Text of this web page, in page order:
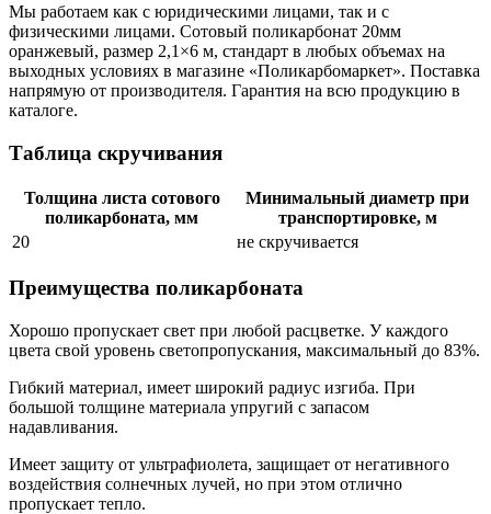
Мы работаем как с юридическими лицами, так и с
физическими лицами. Сотовый поликарбонат 20мм
оранжевый, размер 2,1×6 м, стандарт в любых объемах на
выходных условиях в магазине «Поликарбомаркет». Поставка
напрямую от производителя. Гарантия на всю продукцию в
каталоге.
Таблица скручивания
Толщина листа сотового
поликарбоната, мм
Минимальный диаметр при
транспортировке, м
20
не скручивается
Преимущества поликарбоната
Хорошо пропускает свет при любой расцветке. У каждого
цвета свой уровень светопропускания, максимальный до 83%.
Гибкий материал, имеет широкий радиус изгиба. При
большой толщине материала упругий с запасом
надавливания.
Имеет защиту от ультрафиолета, защищает от негативного
воздействия солнечных лучей, но при этом отлично
пропускает тепло.